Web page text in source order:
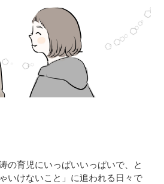
の育児にいっぱいいっぱいで、と
いけないこと」に追われる日々で